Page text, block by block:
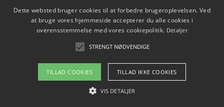
Sådan kan online møder for virksomheder fremme
grønne investeringer
Copyright 2026 - Pilanto Aps
Om / kontakt
Dette websted bruger cookies til at forbedre brugeroplevelsen. Ved
at bruge vores hjemmeside accepterer du alle cookies i
overensstemmelse med vores cookiepolitik. Detaljer
STRENGT NØDVENDIGE
TILLAD COOKIES TILLAD IKKE COOKIES
VIS DETALJER